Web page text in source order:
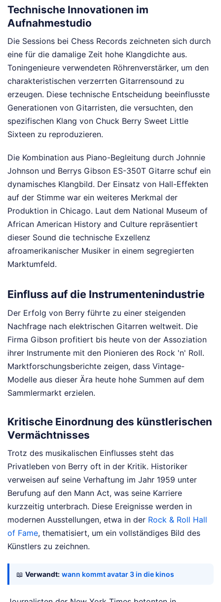
Technische Innovationen im
Aufnahmestudio
Die Sessions bei Chess Records zeichneten sich durch
eine für die damalige Zeit hohe Klangdichte aus.
Toningenieure verwendeten Röhrenverstärker, um den
charakteristischen verzerrten Gitarrensound zu
erzeugen. Diese technische Entscheidung beeinflusste
Generationen von Gitarristen, die versuchten, den
spezifischen Klang von Chuck Berry Sweet Little
Sixteen zu reproduzieren.
Die Kombination aus Piano-Begleitung durch Johnnie
Johnson und Berrys Gibson ES-350T Gitarre schuf ein
dynamisches Klangbild. Der Einsatz von Hall-Effekten
auf der Stimme war ein weiteres Merkmal der
Produktion in Chicago. Laut dem National Museum of
African American History and Culture repräsentiert
dieser Sound die technische Exzellenz
afroamerikanischer Musiker in einem segregierten
Marktumfeld.
Einfluss auf die Instrumentenindustrie
Der Erfolg von Berry führte zu einer steigenden
Nachfrage nach elektrischen Gitarren weltweit. Die
Firma Gibson profitiert bis heute von der Assoziation
ihrer Instrumente mit den Pionieren des Rock 'n' Roll.
Marktforschungsberichte zeigen, dass Vintage-
Modelle aus dieser Ära heute hohe Summen auf dem
Sammlermarkt erzielen.
Kritische Einordnung des künstlerischen
Vermächtnisses
Trotz des musikalischen Einflusses steht das
Privatleben von Berry oft in der Kritik. Historiker
verweisen auf seine Verhaftung im Jahr 1959 unter
Berufung auf den Mann Act, was seine Karriere
kurzzeitig unterbrach. Diese Ereignisse werden in
modernen Ausstellungen, etwa in der Rock & Roll Hall
of Fame, thematisiert, um ein vollständiges Bild des
Künstlers zu zeichnen.
📖 Verwandt: wann kommt avatar 3 in die kinos